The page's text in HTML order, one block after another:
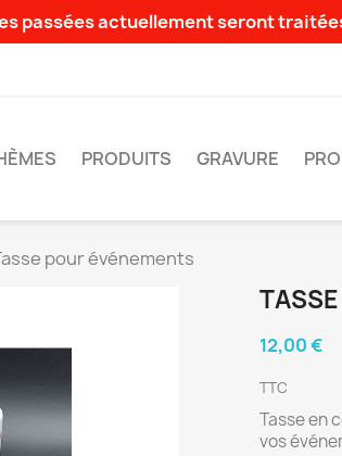
passées actuellement seront
PRODUITS GRAVURE
pour événements
12,00 €
TTC
Tasse en
vos